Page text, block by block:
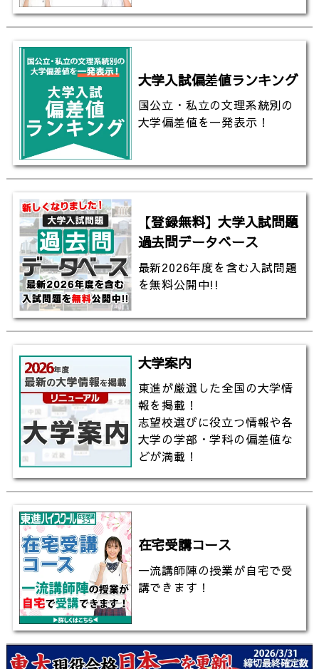
http://www.sci.kumamoto-u.ac.jp/index-j.html
▼キャンパスの天気は？（全国学校のお天気）
https://www.toshin.com/weather/detail?id=824
▼関連動画はこちら
【熊本大学】新しさを学び出す！長い伝統を持つ熊本
大学の創造と挑戦
https://youtu.be/Fm5o1xHm87I
【熊本大学工学部】薬・防災・ものづくりで世界レベ
ルへ挑戦｜幅広い研究と学びの特徴・魅力に迫る!!
https://youtu.be/t_SqWytiki4
▼東進の大学入試偏差値一覧（ランキング）
https://www.toshin-hensachi.com/
▼東進TVのチャンネル登録はこちら
http://www.youtube.com/channel/
sub_confirmation=1
大学入試偏差値ランキング
国公立・私立の文理系統別の
大学偏差値を一発表示！
【登録無料】大学入試問題
過去問データベース
最新2026年度を含む入試問題
を無料公開中!!
大学案内
東進が厳選した全国の大学情
報を掲載！
志望校選びに役立つ情報や各
大学の学部・学科の偏差値な
どが満載！
在宅受講コース
一流講師陣の授業が自宅で受
講できます！